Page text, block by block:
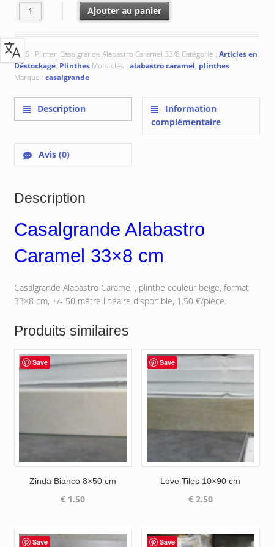
quantité de Casalgrande Alabastro Caramel 33x8 cm
Ajouter au panier
UGS : Plinten Casalgrande Alabastro Caramel 33/8 Catégorie : Articles en
Déstockage, Plinthes Mots-clés : alabastro caramel, plinthes
Marque : casalgrande
Description
Information
complémentaire
Avis (0)
Description
Casalgrande Alabastro
Caramel 33×8 cm
Casalgrande Alabastro Caramel , plinthe couleur beige, format
33×8 cm, +/- 50 mêtre linéaire disponible, 1.50 €/pièce.
Produits similaires
Save
Zinda Bianco 8×50 cm
€ 1.50
Save
Love Tiles 10×90 cm
€2.50
Save Save